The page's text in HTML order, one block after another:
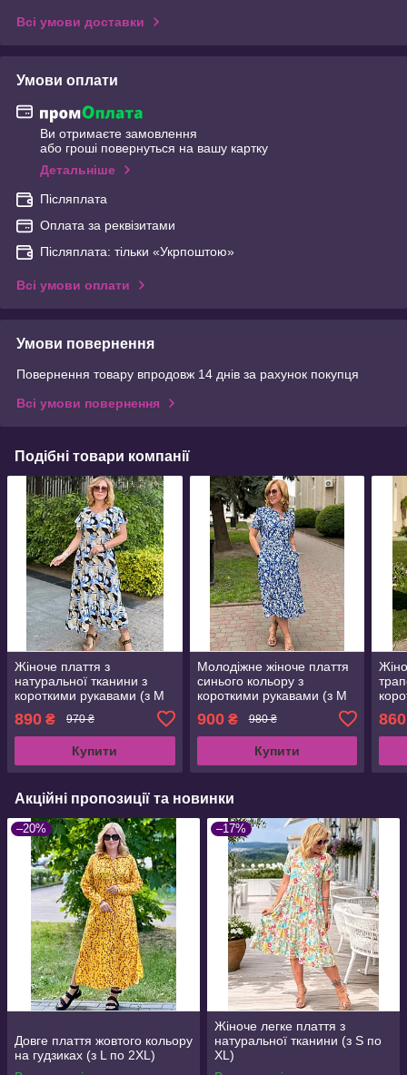
Всі умови доставки
Умови оплати
Ви отримаєте замовлення
або гроші повернуться на вашу картку
Детальніше
Післяплата
Оплата за реквізитами
Післяплата: тільки «Укрпоштою»
Всі умови оплати
Умови повернення
Повернення товару впродовж 14 днів за рахунок покупця
Всі умови повернення
Подібні товари компанії
Жіноче плаття з
натуральної тканини з
короткими рукавами (з M
890 ₴ 970 ₴
Купити
Молодіжне жіноче плаття
синього кольору з
короткими рукавами (з M
900₴ 980 ₴
Купити
860
Акційні пропозиції та новинки
–20%
Довге плаття жовтого кольору
на гудзиках (з L по 2XL)
–17%
Жіноче легке плаття з
натуральної тканини (з S по
XL)